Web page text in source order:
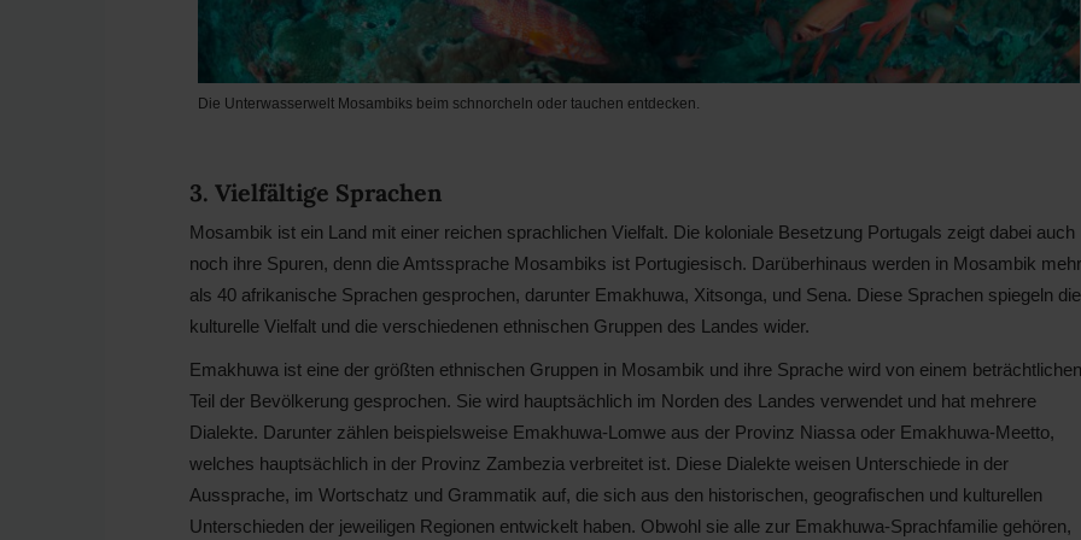
Die Unterwasserwelt Mosambiks beim schnorcheln oder tauchen entdecken.
3. Vielfältige Sprachen
Mosambik ist ein Land mit einer reichen sprachlichen Vielfalt. Die koloniale Besetzung Portugals zeigt dabei auch
noch ihre Spuren, denn die Amtssprache Mosambiks ist Portugiesisch. Darüberhinaus werden in Mosambik mehr
als 40 afrikanische Sprachen gesprochen, darunter Emakhuwa, Xitsonga, und Sena. Diese Sprachen spiegeln die
kulturelle Vielfalt und die verschiedenen ethnischen Gruppen des Landes wider.
Emakhuwa ist eine der größten ethnischen Gruppen in Mosambik und ihre Sprache wird von einem beträchtlichen
Teil der Bevölkerung gesprochen. Sie wird hauptsächlich im Norden des Landes verwendet und hat mehrere
Dialekte. Darunter zählen beispielsweise Emakhuwa-Lomwe aus der Provinz Niassa oder Emakhuwa-Meetto,
welches hauptsächlich in der Provinz Zambezia verbreitet ist. Diese Dialekte weisen Unterschiede in der
Aussprache, im Wortschatz und Grammatik auf, die sich aus den historischen, geografischen und kulturellen
Unterschieden der jeweiligen Regionen entwickelt haben. Obwohl sie alle zur Emakhuwa-Sprachfamilie gehören,